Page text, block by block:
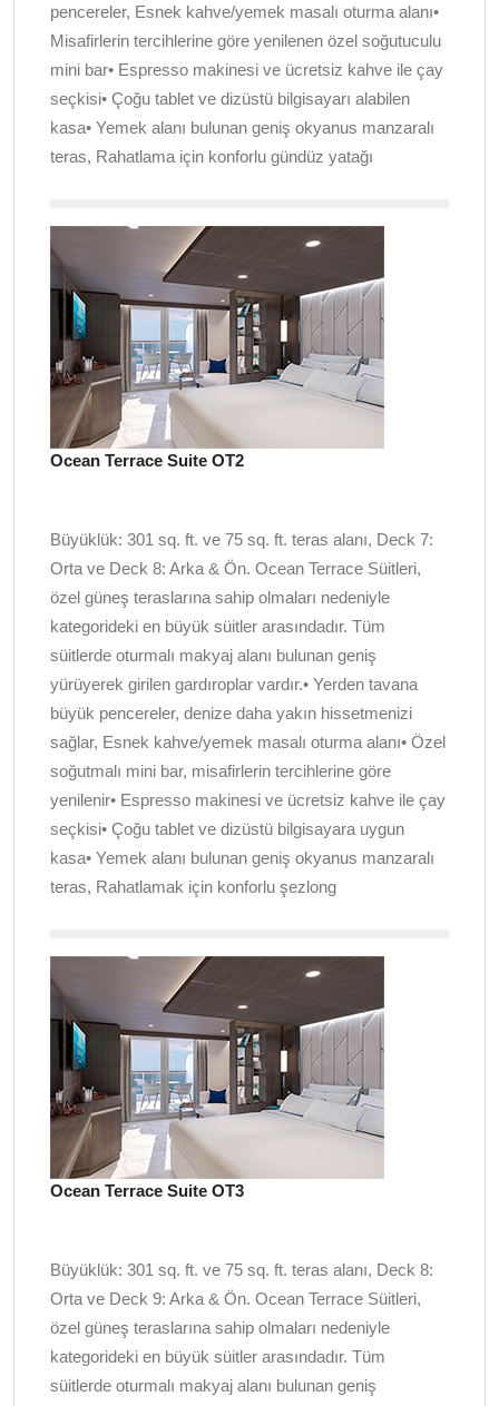
pencereler, Esnek kahve/yemek masalı oturma alanı•
Misafirlerin tercihlerine göre yenilenen özel soğutuculu
mini bar• Espresso makinesi ve ücretsiz kahve ile çay
seçkisi• Çoğu tablet ve dizüstü bilgisayarı alabilen
kasa• Yemek alanı bulunan geniş okyanus manzaralı
teras, Rahatlama için konforlu gündüz yatağı
Ocean Terrace Suite OT2
Büyüklük: 301 sq. ft. ve 75 sq. ft. teras alanı, Deck 7:
Orta ve Deck 8: Arka & Ön. Ocean Terrace Süitleri,
özel güneş teraslarına sahip olmaları nedeniyle
kategorideki en büyük süitler arasındadır. Tüm
süitlerde oturmalı makyaj alanı bulunan geniş
yürüyerek girilen gardıroplar vardır.• Yerden tavana
büyük pencereler, denize daha yakın hissetmenizi
sağlar, Esnek kahve/yemek masalı oturma alanı• Özel
soğutmalı mini bar, misafirlerin tercihlerine göre
yenilenir• Espresso makinesi ve ücretsiz kahve ile çay
seçkisi• Çoğu tablet ve dizüstü bilgisayara uygun
kasa• Yemek alanı bulunan geniş okyanus manzaralı
teras, Rahatlamak için konforlu şezlong
Ocean Terrace Suite OT3
Büyüklük: 301 sq. ft. ve 75 sq. ft. teras alanı, Deck 8:
Orta ve Deck 9: Arka & Ön. Ocean Terrace Süitleri,
özel güneş teraslarına sahip olmaları nedeniyle
kategorideki en büyük süitler arasındadır. Tüm
süitlerde oturmalı makyaj alanı bulunan geniş